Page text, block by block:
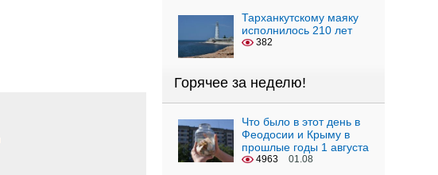
Тарханкутскому маяку
исполнилось 210 лет
382
Горячее за неделю!
Что было в этот день в
Феодосии и Крыму в
прошлые годы 1 августа
4963 01.08